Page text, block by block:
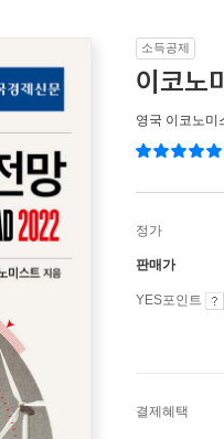
소득공제
이코노
영국 이코노미
정가
판매가
YES포인트
결제혜택